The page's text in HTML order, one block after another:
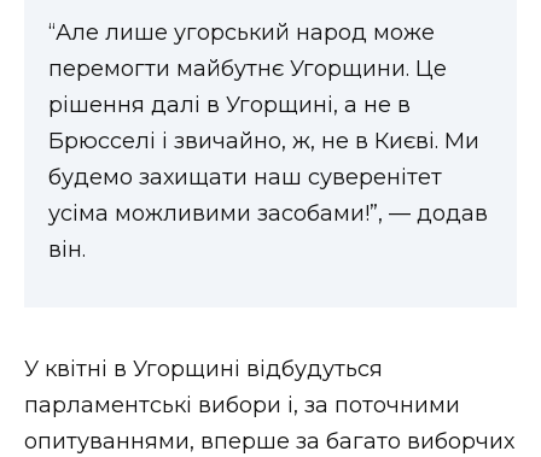
“Але лише угорський народ може
перемогти майбутнє Угорщини. Це
рішення далі в Угорщині, а не в
Брюсселі і звичайно, ж, не в Києві. Ми
будемо захищати наш суверенітет
усіма можливими засобами!”, — додав
він.
У квітні в Угорщині відбудуться
парламентські вибори і, за поточними
опитуваннями, вперше за багато виборчих